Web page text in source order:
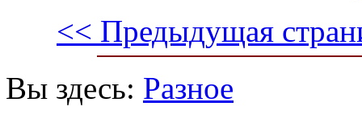
<< Предыдущая
Вы здесь: Разное